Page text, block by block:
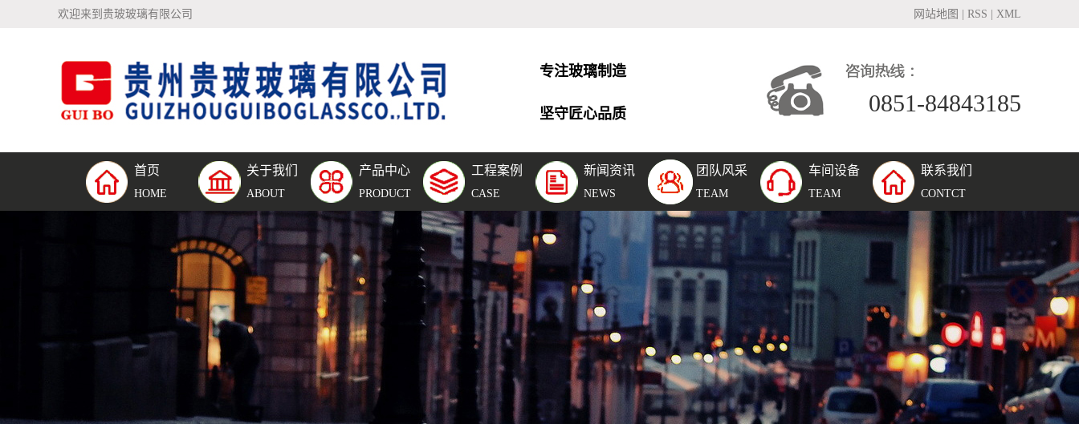
欢迎来到贵玻玻璃有限公司 网站地图 RSS XML
专注玻璃制造
坚守匠心品质 0851-84843185
首页
HOME
关于我们
ABOUT
公司简介
产品中心
PRODUCT
钢化夹层玻
璃
钢化中空玻
璃
单片钢化玻
璃
防弹玻璃
工程案例
CASE
工程案例
团队风采
车间设备
新闻资讯
NEWS
公司新闻
行业新闻
技术知识
团队风采
TEAM
团队风采
车间设备
TEAM
团队风采
联系我们
CONTCT